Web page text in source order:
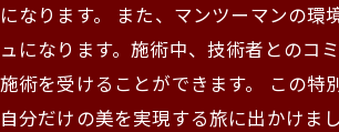
なります。 また、マンツーマンの
になります。施術中、技術者とのコ
術を受けることができます。 この
分だけの美を実現する旅に出かけまし